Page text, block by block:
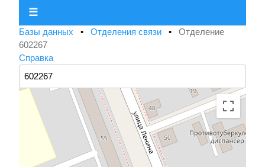
☰
Базы данных • Отделения связи • Отделение
602267
Справка